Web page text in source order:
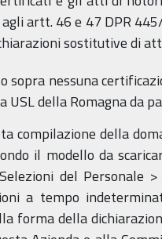
artt. 46 e 47 DPR
sostitutive di
sopra nessuna
USL della Romagna da
compilazione della
il modello da
del Personale
a tempo
forma della